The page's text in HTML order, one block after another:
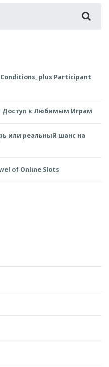
plus Participant
Доступ к Любимым Играм
или реальный шанс на
of Online Slots